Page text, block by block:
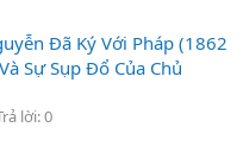
Đã Ký Với Pháp (1862
Sự Sụp Đổ Của Chủ
lời: 0